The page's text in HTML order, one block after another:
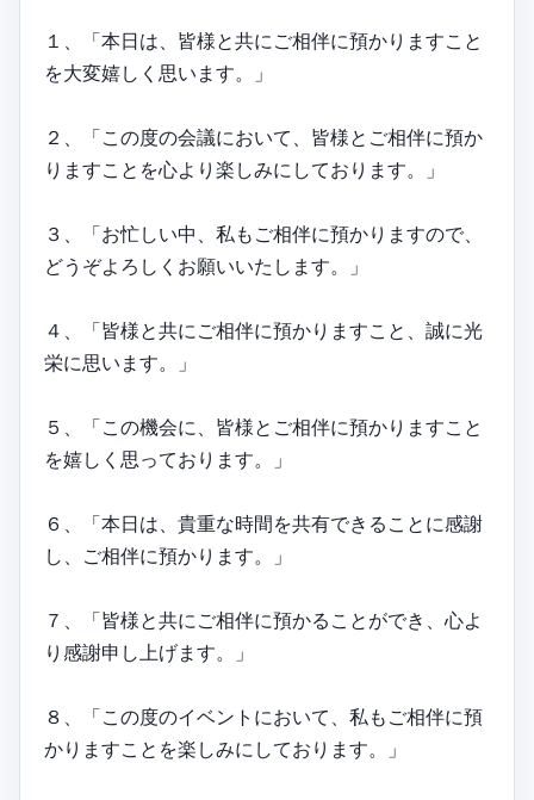
１、「本日は、皆様と共にご相伴に預かりますこと
を大変嬉しく思います。」
２、「この度の会議において、皆様とご相伴に預か
りますことを心より楽しみにしております。」
３、「お忙しい中、私もご相伴に預かりますので、
どうぞよろしくお願いいたします。」
４、「皆様と共にご相伴に預かりますこと、誠に光
栄に思います。」
５、「この機会に、皆様とご相伴に預かりますこと
を嬉しく思っております。」
６、「本日は、貴重な時間を共有できることに感謝
し、ご相伴に預かります。」
７、「皆様と共にご相伴に預かることができ、心よ
り感謝申し上げます。」
８、「この度のイベントにおいて、私もご相伴に預
かりますことを楽しみにしております。」